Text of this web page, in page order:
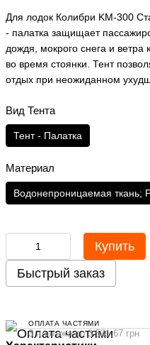
Для лодок Колибри KM-300
- палатка защищает
дождя, мокрого снега и ветра
во время стоянки. Тент
отдых при неожиданном
Вид Тента
Тент - Палатка
Материал
Водонепроницаемая ткань;
Купить
Быстрый заказ
ОПЛАТА ЧАСТЯМИ
3 платежа по 3 531.67 грн